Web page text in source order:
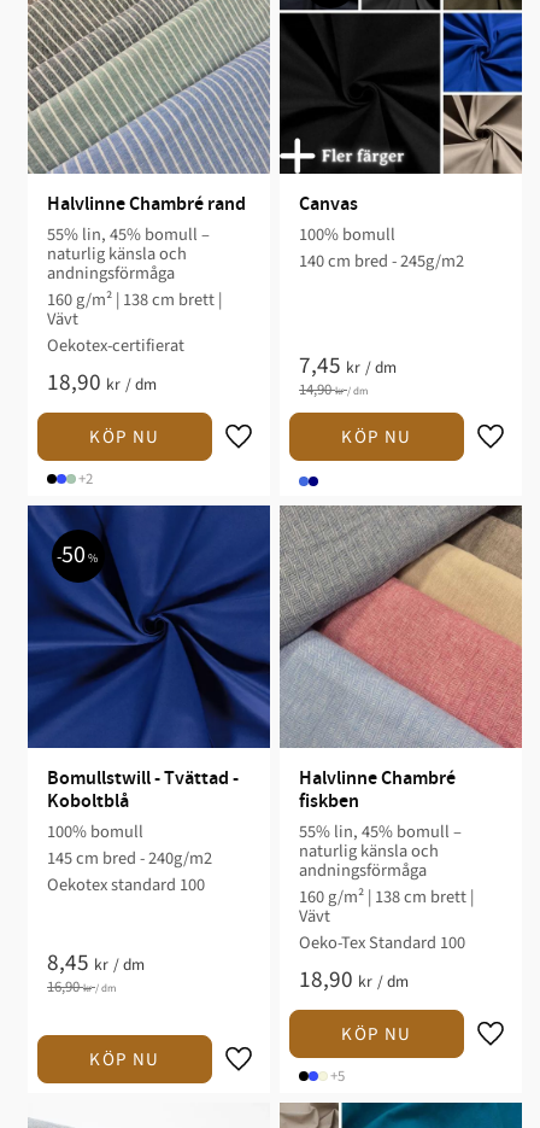
Halvlinne Chambré rand
55% lin, 45% bomull –
naturlig känsla och
andningsförmåga
160 g/m² | 138 cm brett |
Vävt
Oekotex-certifierat
18,90 kr /dm
+2
Canvas
100% bomull
140 cm bred - 245g/m2
7,45 kr /dm
14,90 kr /dm
50 %
Bomullstwill - Tvättad -
Koboltblå
100% bomull
145 cm bred - 240g/m2
Oekotex standard 100
8,45 kr /dm
16,90 kr /dm
Halvlinne Chambré
fiskben
55% lin, 45% bomull –
naturlig känsla och
andningsförmåga
160 g/m² | 138 cm brett |
Vävt
Oeko-Tex Standard 100
18,90 kr /dm
+5